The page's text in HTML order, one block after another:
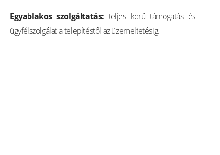
Egyablakos szolgáltatás: teljes körű támogatás és
ügyfélszolgálat a telepítéstől az üzemeltetésig.